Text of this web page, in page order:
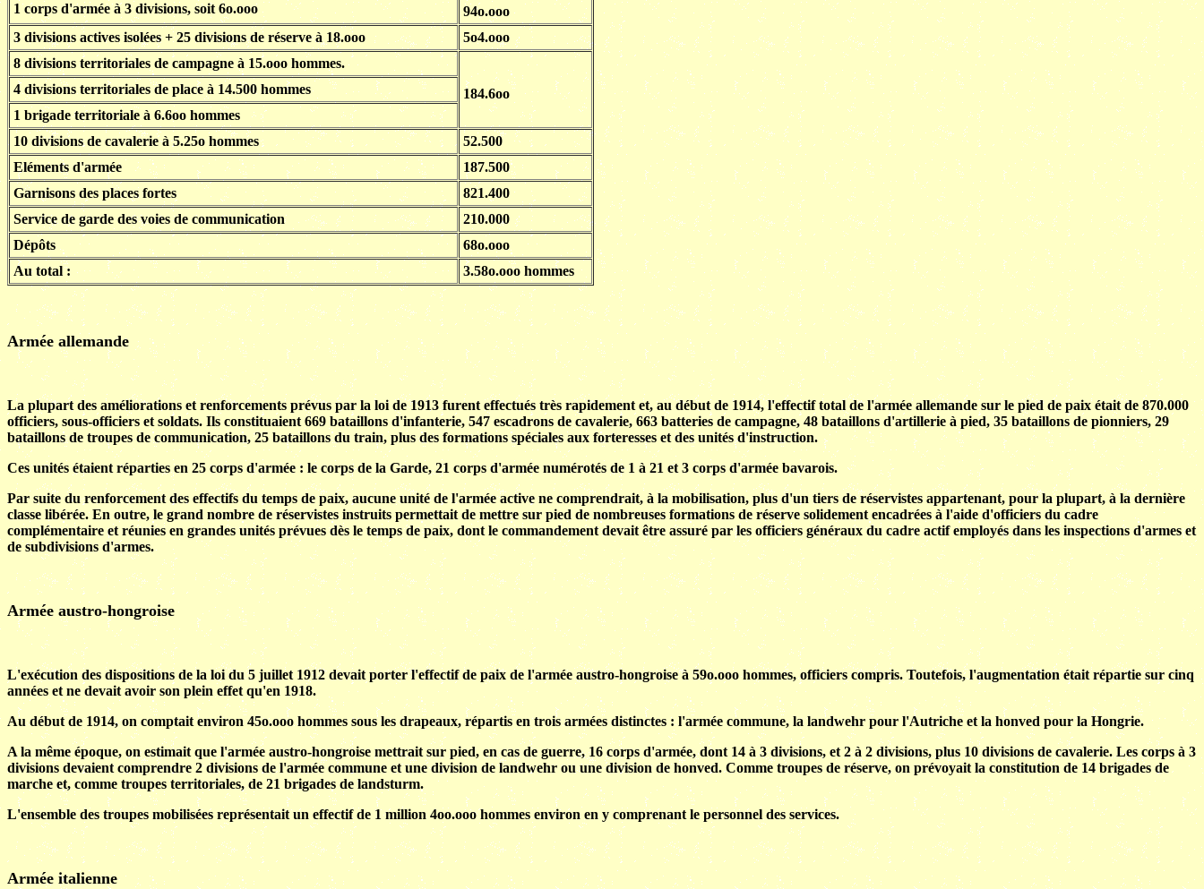
94o.ooo
1 corps d'armée à 3 divisions, soit 6o.ooo
3 divisions actives isolées + 25 divisions de réserve à 18.ooo
5o4.ooo
8 divisions territoriales de campagne à 15.ooo hommes.
184.6oo
4 divisions territoriales de place à 14.500 hommes
1 brigade territoriale à 6.6oo hommes
10 divisions de cavalerie à 5.25o hommes
52.500
Eléments d'armée
187.500
Garnisons des places fortes
821.400
Service de garde des voies de communication
210.000
Dépôts
68o.ooo
Au total :
3.58o.ooo hommes
Armée allemande
La plupart des améliorations et renforcements prévus par la loi de 1913 furent effectués très rapidement et, au début de 1914, l'effectif total de l'armée allemande sur le pied de paix était de 870.000
officiers, sous-officiers et soldats. Ils constituaient 669 bataillons d'infanterie, 547 escadrons de cavalerie, 663 batteries de campagne, 48 bataillons d'artillerie à pied, 35 bataillons de pionniers, 29
bataillons de troupes de communication, 25 bataillons du train, plus des formations spéciales aux forteresses et des unités d'instruction.
Ces unités étaient réparties en 25 corps d'armée : le corps de la Garde, 21 corps d'armée numérotés de 1 à 21 et 3 corps d'armée bavarois.
Par suite du renforcement des effectifs du temps de paix, aucune unité de l'armée active ne comprendrait, à la mobilisation, plus d'un tiers de réservistes appartenant, pour la plupart, à la dernière
classe libérée. En outre, le grand nombre de réservistes instruits permettait de mettre sur pied de nombreuses formations de réserve solidement encadrées à l'aide d'officiers du cadre
complémentaire et réunies en grandes unités prévues dès le temps de paix, dont le commandement devait être assuré par les officiers généraux du cadre actif employés dans les inspections d'armes et
de subdivisions d'armes.
Armée austro-hongroise
L'exécution des dispositions de la loi du 5 juillet 1912 devait porter l'effectif de paix de l'armée austro-hongroise à 59o.ooo hommes, officiers compris. Toutefois, l'augmentation était répartie sur cinq
années et ne devait avoir son plein effet qu'en 1918.
Au début de 1914, on comptait environ 45o.ooo hommes sous les drapeaux, répartis en trois armées distinctes : l'armée commune, la landwehr pour l'Autriche et la honved pour la Hongrie.
A la même époque, on estimait que l'armée austro-hongroise mettrait sur pied, en cas de guerre, 16 corps d'armée, dont 14 à 3 divisions, et 2 à 2 divisions, plus 10 divisions de cavalerie. Les corps à 3
divisions devaient comprendre 2 divisions de l'armée commune et une division de landwehr ou une division de honved. Comme troupes de réserve, on prévoyait la constitution de 14 brigades de
marche et, comme troupes territoriales, de 21 brigades de landsturm.
L'ensemble des troupes mobilisées représentait un effectif de 1 million 4oo.ooo hommes environ en y comprenant le personnel des services.
Armée italienne